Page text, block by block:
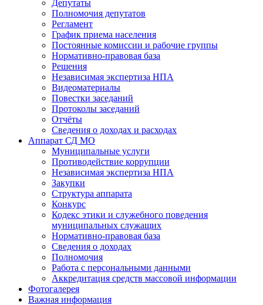
Депутаты
Полномочия депутатов
Регламент
График приема населения
Постоянные комиссии и рабочие группы
Нормативно-правовая база
Решения
Независимая экспертиза НПА
Видеоматериалы
Повестки заседаний
Протоколы заседаний
Отчёты
Сведения о доходах и расходах
Аппарат СД МО
Муниципальные услуги
Противодействие коррупции
Независимая экспертиза НПА
Закупки
Структура аппарата
Конкурс
Кодекс этики и служебного поведения
муниципальных служащих
Нормативно-правовая база
Сведения о доходах
Полномочия
Работа с персональными данными
Аккредитация средств массовой информации
Фотогалерея
Важная информация